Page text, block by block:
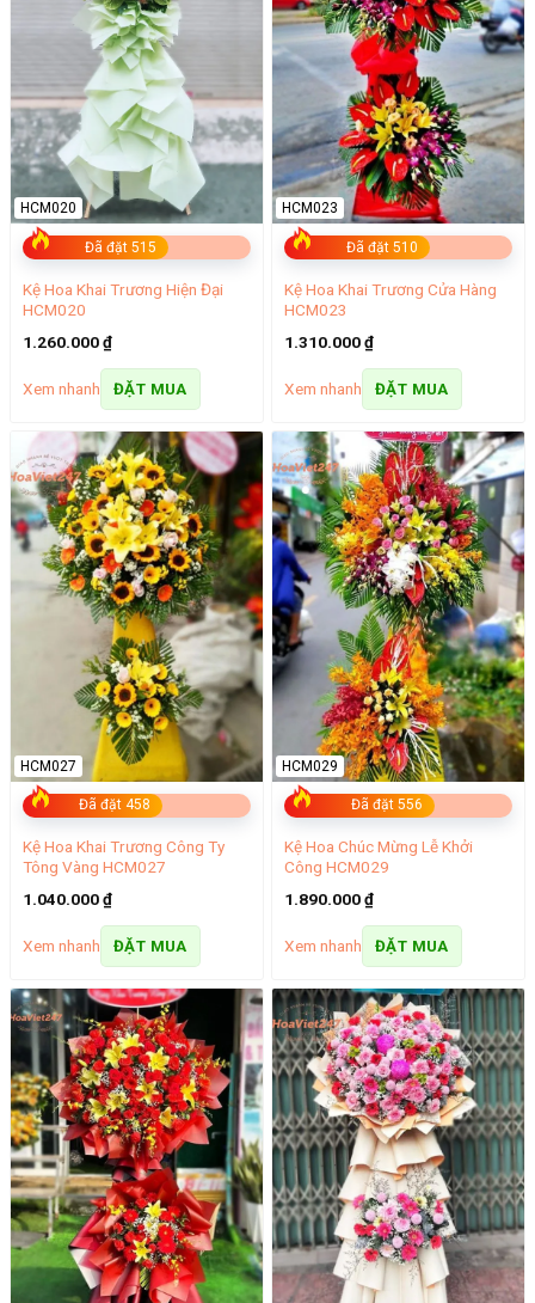
Đã đặt 515
HCM020
Kệ Hoa Khai Trương Hiện Đại
HCM020
1.260.000₫
Xem nhanh ĐẶT MUA
Đã đặt 510
HCM023
Kệ Hoa Khai Trương Cửa Hàng
HCM023
1.310.000₫
Xem nhanh ĐẶT MUA
Đã đặt 458
HCM027
Kệ Hoa Khai Trương Công Ty
Tông Vàng HCM027
1.040.000₫
Xem nhanh ĐẶT MUA
Đã đặt 556
HCM029
Kệ Hoa Chúc Mừng Lễ Khởi
Công HCM029
1.890.000₫
Xem nhanh ĐẶT MUA